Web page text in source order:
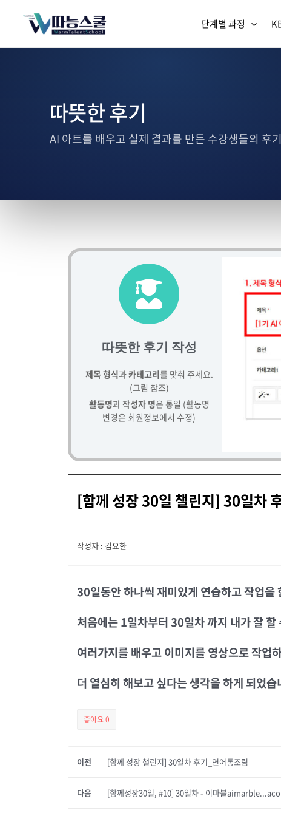
단계별 과정
따뜻한 후기
AI 아트를 배우고 실제 결과를 만든 수강생들의 후
따뜻한 후기 작성
제목 형식과카테고리를 맞춰 주세요.
(그림 참조)
활동명과작성자 명은 통일 (활동명
변경은 회원정보에서 수정)
[함께 성장 30일 챌린지] 30일차
작성자 : 김요한
30일동안 하나씩 재미있게 연습하고 작업을
처음에는 1일차부터 30일차 까지 내가 잘
여러가지를 배우고 이미지를 영상으로 작업
더 열심히 해보고 싶다는 생각을 하게 되었
좋아요0
이전 [함께 성장 챌린지] 30일차 후기_연어통조림
[함께성장30일, #10] 30일차 - 이마블
다음